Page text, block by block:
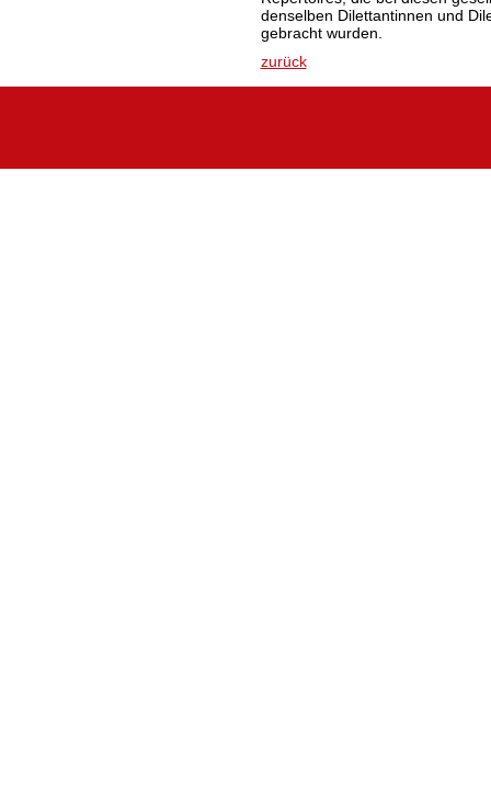
denselben Dilettantinnen und
gebracht wurden.
zurück